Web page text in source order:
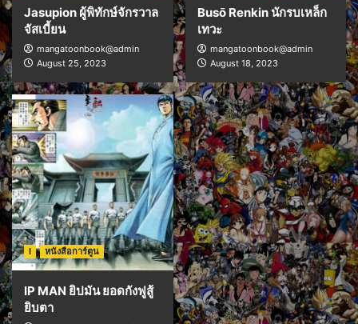
Jasupion ผู้พิทักษ์จักรวาล
จัสเบี้ยน
mangatoonbook@admin
August 25, 2023
Busō Renkin นักรบเหล็ก
เทวะ
mangatoonbook@admin
August 18, 2023
I หนังสือการ์ตูน
IP MAN ยิปมัน ยอดกังฟูสู้
ยิบตา